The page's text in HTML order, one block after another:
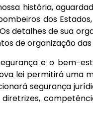
história,
dos
detalhes de sua
de organização
e o bem-
lei permitirá uma
segurança